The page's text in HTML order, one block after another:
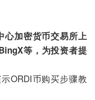
心加密货币交易所上
等，为投资者提
ORDI币购买步骤教